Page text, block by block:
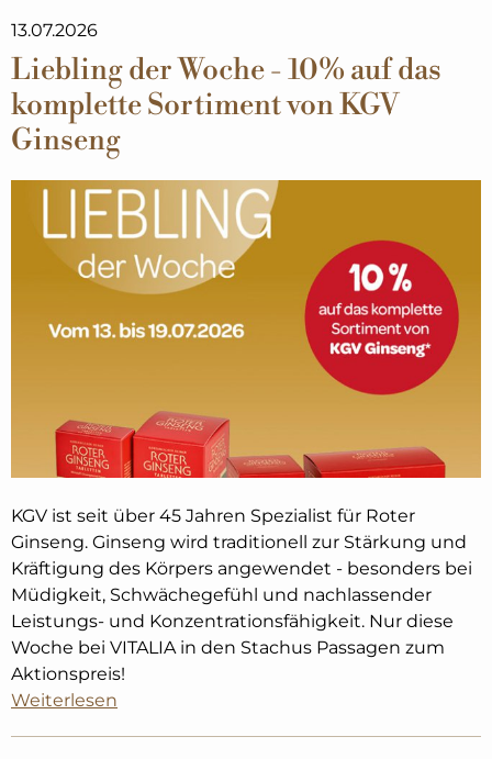
13.07.2026
Liebling der Woche - 10% auf das
komplette Sortiment von KGV
Ginseng
KGV ist seit über 45 Jahren Spezialist für Roter
Ginseng. Ginseng wird traditionell zur Stärkung und
Kräftigung des Körpers angewendet - besonders bei
Müdigkeit, Schwächegefühl und nachlassender
Leistungs- und Konzentrationsfähigkeit. Nur diese
Woche bei VITALIA in den Stachus Passagen zum
Aktionspreis!
Weiterlesen